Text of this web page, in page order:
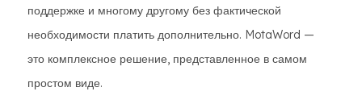
поддержке и многому другому без фактической
необходимости платить дополнительно. MotaWord —
это комплексное решение, представленное в самом
простом виде.